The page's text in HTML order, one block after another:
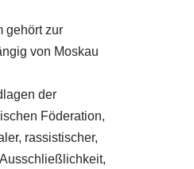
gehört zur
von Moskau
der
Föderation,
rassistischer,